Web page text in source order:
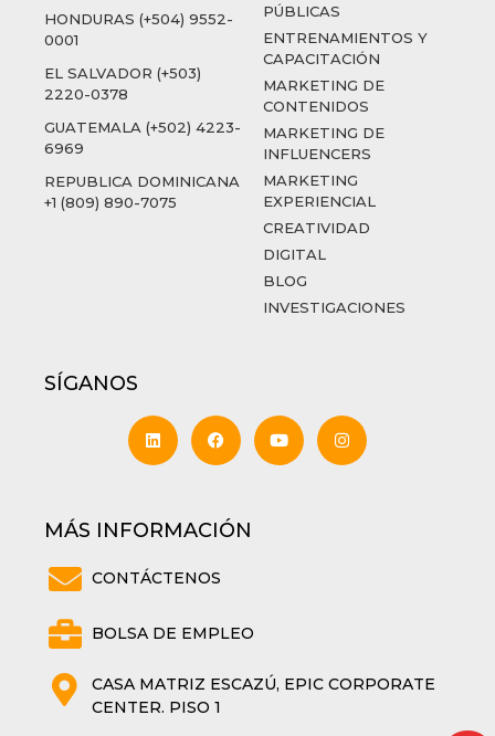
HONDURAS (+504) 9552-
0001
EL SALVADOR (+503)
2220-0378
GUATEMALA (+502) 4223-
6969
REPUBLICA DOMINICANA
+1 (809) 890-7075
PÚBLICAS
ENTRENAMIENTOS Y
CAPACITACIÓN
MARKETING DE
CONTENIDOS
MARKETING DE
INFLUENCERS
MARKETING
EXPERIENCIAL
CREATIVIDAD
DIGITAL
BLOG
INVESTIGACIONES
SÍGANOS
MÁS INFORMACIÓN
CONTÁCTENOS
BOLSA DE EMPLEO
CASA MATRIZ ESCAZÚ, EPIC CORPORATE
CENTER. PISO 1